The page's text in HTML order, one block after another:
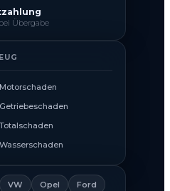
Übergabe
Motorschaden
Getriebeschaden
Totalschaden
Wasserschaden
VW Opel
Ford